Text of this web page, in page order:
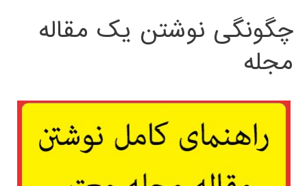
چگونگی نوشتن یک مقاله
مجله